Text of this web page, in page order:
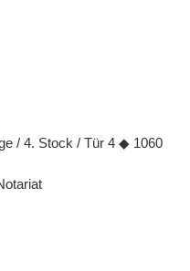
/ 4. Stock / Tür 4 ◆ 1060